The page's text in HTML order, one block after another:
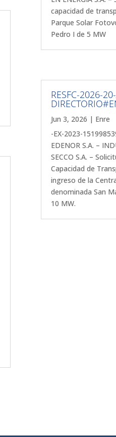
capacidad de
Parque Solar
Pedro I de 5 MW
RESFC-2026-
Jun 3, 2026 | Enre
-EX-2023-
EDENOR S.A. –
SECCO S.A. –
Capacidad de
ingreso de la
denominada San
10 MW.